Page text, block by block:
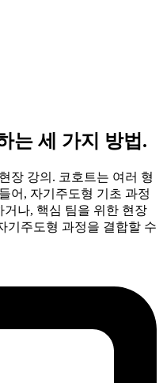
는 세 가지 방법.
장 강의. 코호트는 여러 형
어, 자기주도형 기초 과정
나, 핵심 팀을 위한 현장
기주도형 과정을 결합할 수